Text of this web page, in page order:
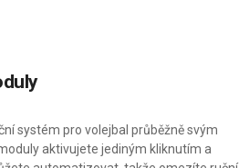
systém pro volejbal průběžně svým
aktivujete jediným kliknutím a